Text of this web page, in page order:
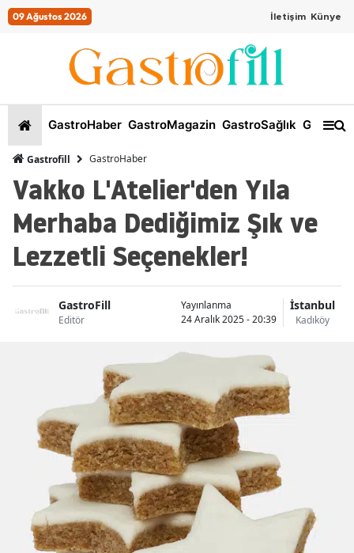
09 Ağustos 2026 İletişim Künye
GastroHaber GastroMagazin GastroSağlık
Gastrofill GastroHaber
Vakko L'Atelier'den Yıla
Merhaba Dediğimiz Şık ve
Lezzetli Seçenekler!
GastroFill
Editör
Yayınlanma
24 Aralık 2025 - 20:39
İstanbul
Kadıköy